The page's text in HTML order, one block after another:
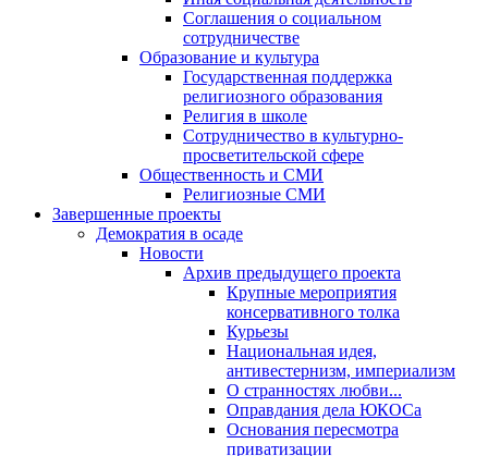
Соглашения о социальном
сотрудничестве
Образование и культура
Государственная поддержка
религиозного образования
Религия в школе
Сотрудничество в культурно-
просветительской сфере
Общественность и СМИ
Религиозные СМИ
Завершенные проекты
Демократия в осаде
Новости
Архив предыдущего проекта
Крупные мероприятия
консервативного толка
Курьезы
Национальная идея,
антивестернизм, империализм
О странностях любви...
Оправдания дела ЮКОСа
Основания пересмотра
приватизации